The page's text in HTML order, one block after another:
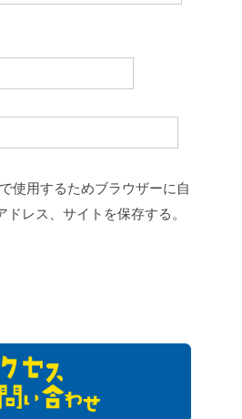
使用するためブラウザーに自
レス、サイトを保存する。